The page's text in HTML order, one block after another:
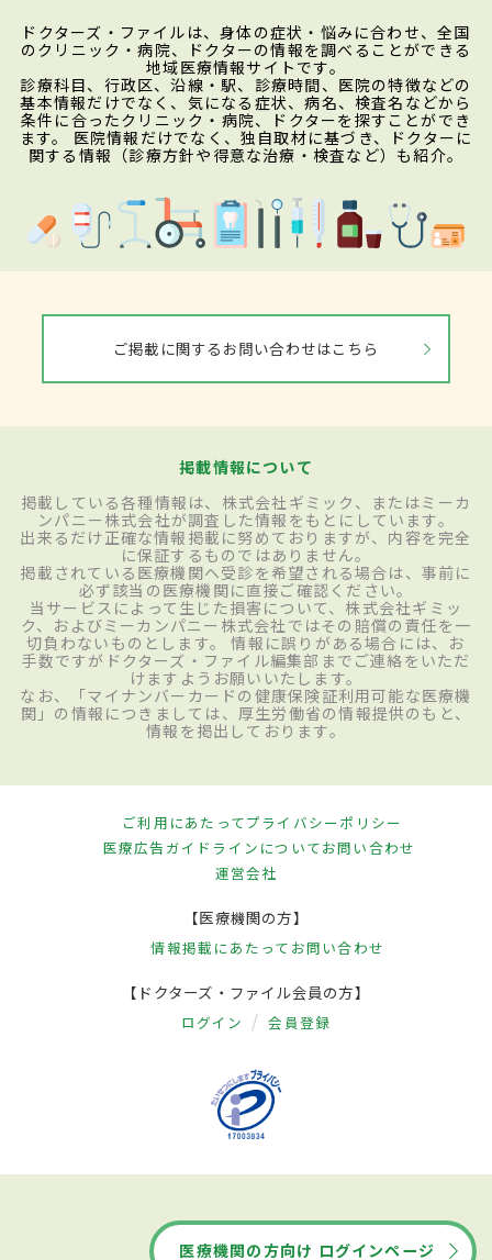
ドクターズ・ファイルは、身体の症状・悩みに合わせ、全国
のクリニック・病院、ドクターの情報を調べることができる
地域医療情報サイトです。
診療科目、行政区、沿線・駅、診療時間、医院の特徴などの
基本情報だけでなく、気になる症状、病名、検査名などから
条件に合ったクリニック・病院、ドクターを探すことができ
ます。 医院情報だけでなく、独自取材に基づき、ドクターに
関する情報（診療方針や得意な治療・検査など）も紹介。
ご掲載に関するお問い合わせはこちら
掲載情報について
掲載している各種情報は、株式会社ギミック、またはミーカ
ンパニー株式会社が調査した情報をもとにしています。
出来るだけ正確な情報掲載に努めておりますが、内容を完全
に保証するものではありません。
掲載されている医療機関へ受診を希望される場合は、事前に
必ず該当の医療機関に直接ご確認ください。
当サービスによって生じた損害について、株式会社ギミッ
ク、およびミーカンパニー株式会社ではその賠償の責任を一
切負わないものとします。 情報に誤りがある場合には、お
手数ですがドクターズ・ファイル編集部までご連絡をいただ
けますようお願いいたします。
なお、「マイナンバーカードの健康保険証利用可能な医療機
関」の情報につきましては、厚生労働省の情報提供のもと、
情報を掲出しております。
ご利用にあたってプライバシーポリシー
医療広告ガイドラインについてお問い合わせ
運営会社
【医療機関の方】
情報掲載にあたって お問い合わせ
【ドクターズ・ファイル会員の方】
ログイン 会員登録
医療機関の方向け ログインページ